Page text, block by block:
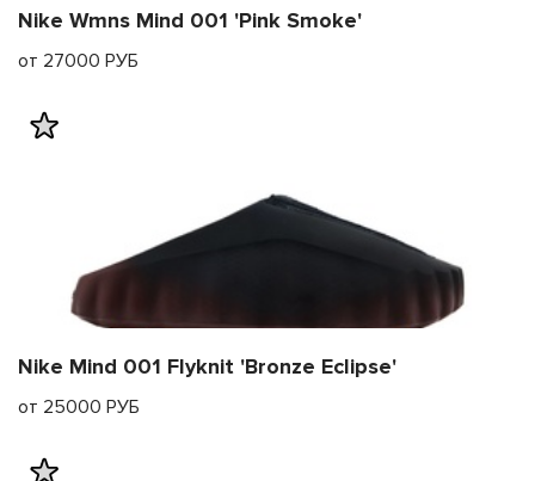
Nike Wmns Mind 001 'Pink Smoke'
от 27000 РУБ
Nike Mind 001 Flyknit 'Bronze Eclipse'
от 25000 РУБ